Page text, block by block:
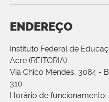
ENDEREÇO
Instituto Federal de
Acre (REITORIA)
Via Chico Mendes, 3084 -
310
Horário de